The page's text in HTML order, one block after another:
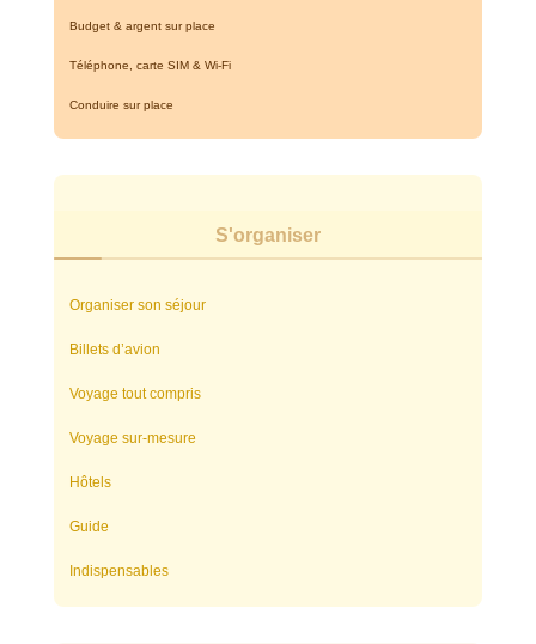
Budget & argent sur place
Téléphone, carte SIM & Wi-Fi
Conduire sur place
S'organiser
Organiser son séjour
Billets d’avion
Voyage tout compris
Voyage sur-mesure
Hôtels
Guide
Indispensables